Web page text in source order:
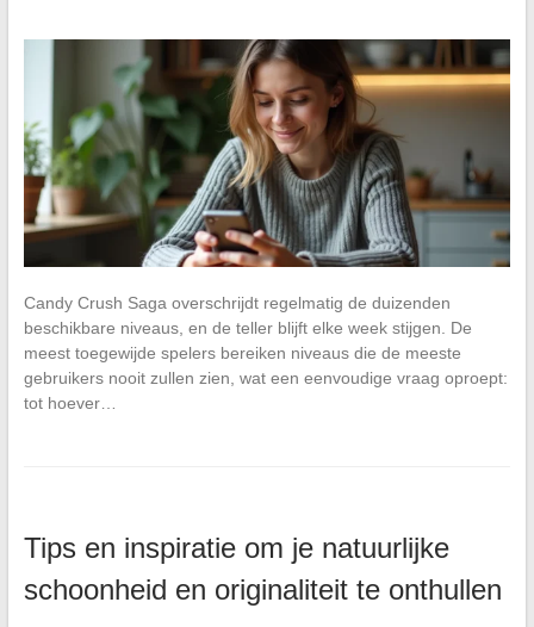
Candy Crush Saga overschrijdt regelmatig de duizenden
beschikbare niveaus, en de teller blijft elke week stijgen. De
meest toegewijde spelers bereiken niveaus die de meeste
gebruikers nooit zullen zien, wat een eenvoudige vraag oproept:
tot hoever…
Tips en inspiratie om je natuurlijke
schoonheid en originaliteit te onthullen